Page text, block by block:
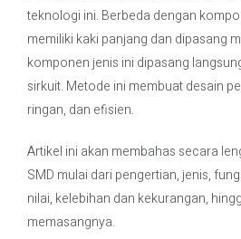
teknologi ini. Berbeda dengan
memiliki kaki panjang dan dipasang
komponen jenis ini dipasang
sirkuit. Metode ini membuat desain
ringan, dan efisien.
Artikel ini akan membahas secara
SMD mulai dari pengertian, jenis,
nilai, kelebihan dan kekurangan,
memasangnya.